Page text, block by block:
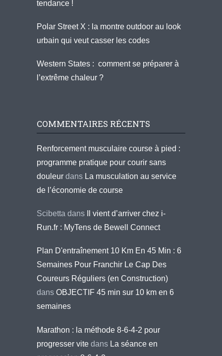
tendance !
Polar Street X : la montre outdoor au look
urbain qui veut casser les codes
Western States : comment se préparer à
l’extrême chaleur ?
COMMENTAIRES RÉCENTS
Renforcement musculaire course à pied :
programme pratique pour courir sans
douleur dans La musculation au service
de l’économie de course
Scibetta dans
Il vient d’arriver chez i-
Run.fr : MyTens de Bewell Connect
Plan D'entraînement 10 Km En 45 Min : 6
Semaines Pour Franchir Le Cap Des
Coureurs Réguliers (en Construction)
dans OBJECTIF 45 min sur 10 km en 6
semaines
Marathon : la méthode 8-6-4-2 pour
progresser vite dans La séance en